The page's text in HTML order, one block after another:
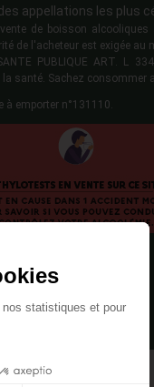
appellations les plus
vente de boisson
de l'acheteur est exigée au
PUBLIQUE ART. L
la santé. Sachez consommer
à emporter n°131110.
statistiques et pour